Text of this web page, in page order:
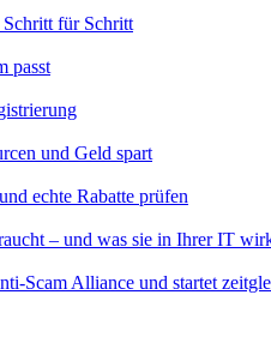
Schritt für Schritt
passt
und Geld spart
echte Rabatte prüfen
– und was sie in Ihrer IT
Scam Alliance und startet